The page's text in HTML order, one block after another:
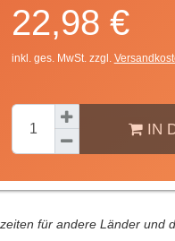
22,98 €
inkl. ges. MwSt. zzgl.
IN
für andere Länder und